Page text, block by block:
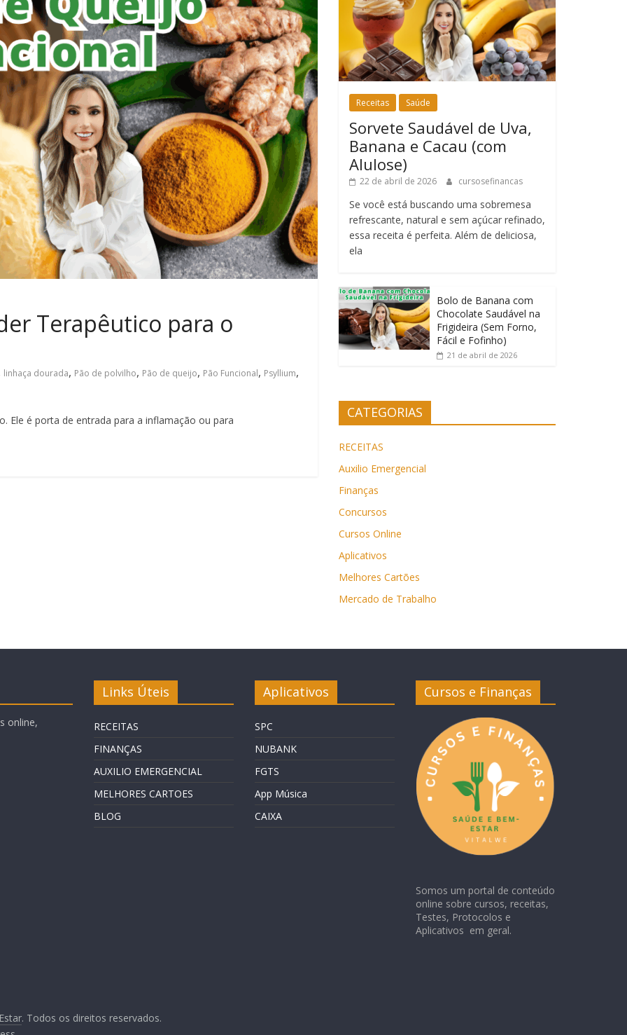
Terapêutico para o
linhaça dourada, Pão de polvilho, Pão de queijo, Pão Funcional, Psyllium,
Ele é porta de entrada para a inflamação ou para
Receitas Saúde
Sorvete Saudável de Uva,
Banana e Cacau (com
Alulose)
22 de abril de 2026 cursosefinancas
Se você está buscando uma sobremesa
refrescante, natural e sem açúcar refinado,
essa receita é perfeita. Além de deliciosa,
ela
Bolo de Banana com
Chocolate Saudável na
Frigideira (Sem Forno,
Fácil e Fofinho)
21 de abril de 2026
CATEGORIAS
RECEITAS
Auxilio Emergencial
Finanças
Concursos
Cursos Online
Aplicativos
Melhores Cartões
Mercado de Trabalho
online,
Links Úteis
RECEITAS
FINANÇAS
AUXILIO EMERGENCIAL
MELHORES CARTOES
BLOG
Aplicativos
SPC
NUBANK
FGTS
App Música
CAIXA
Cursos e Finanças
Somos um portal de conteúdo
online sobre cursos, receitas,
Testes, Protocolos e
Aplicativos em geral.
. Todos os direitos reservados.